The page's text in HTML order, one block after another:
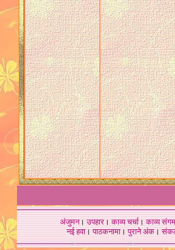
अंजुमन।उपहार।काव्य चर्चा।काव्य संगम
नई हवा। पाठकनामा। पुराने अंक।